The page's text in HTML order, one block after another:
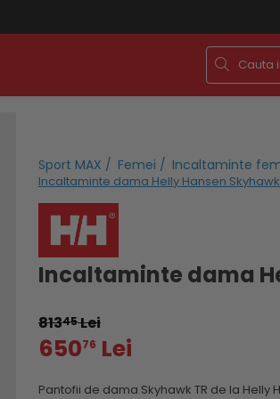
Sport MAX / Femei / Incaltaminte
Incaltaminte dama Helly Hansen Skyhawk
Incaltaminte dama
81345Lei
65076 Lei
Pantofii de dama Skyhawk TR de la